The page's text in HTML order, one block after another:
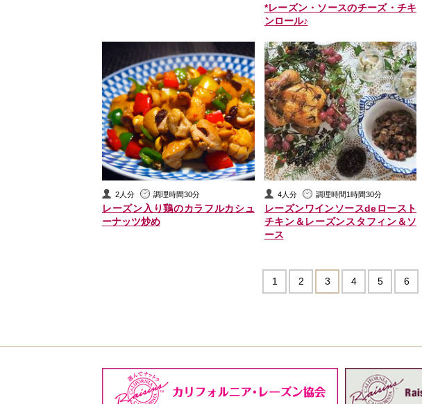
*レーズン・ソースのチーズ・チキ
ンロール♪
2人分 調理時間30分
レーズン入り鶏のカラフルカシュ
ーナッツ炒め
4人分 調理時間1時間30分
レーズンワインソースdeロースト
チキン＆レーズンスタフィン＆ソ
ース
1 2 3 4 5 6